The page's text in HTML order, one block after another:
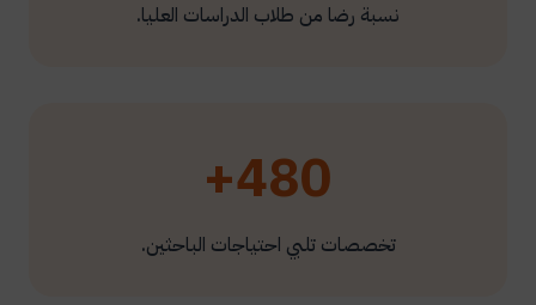
نسبة رضا من طلاب الدراسات العليا.
480+
تخصصات تلبي احتياجات الباحثين.